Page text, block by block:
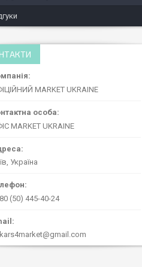
MARKET UKRAINE
MARKET UKRAINE
Україна
(50) 445-40-24